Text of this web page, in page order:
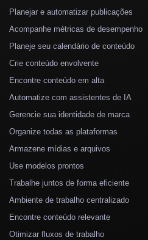
Planejar e automatizar publicações
Acompanhe métricas de desempenho
Planeje seu calendário de conteúdo
Crie conteúdo envolvente
Encontre conteúdo em alta
Automatize com assistentes de IA
Gerencie sua identidade de marca
Organize todas as plataformas
Armazene mídias e arquivos
Use modelos prontos
Trabalhe juntos de forma eficiente
Ambiente de trabalho centralizado
Encontre conteúdo relevante
Otimizar fluxos de trabalho